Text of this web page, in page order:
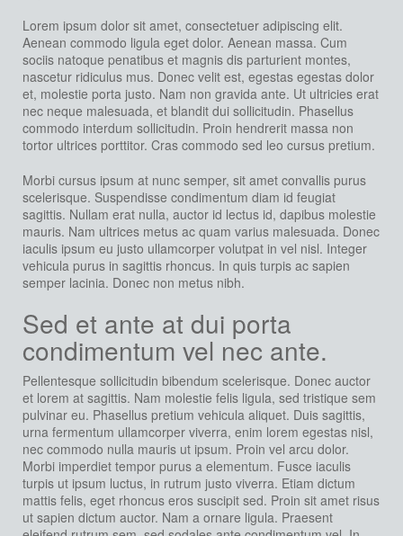
Lorem ipsum dolor sit amet, consectetuer adipiscing elit.
Aenean commodo ligula eget dolor. Aenean massa. Cum
sociis natoque penatibus et magnis dis parturient montes,
nascetur ridiculus mus. Donec velit est, egestas egestas dolor
et, molestie porta justo. Nam non gravida ante. Ut ultricies erat
nec neque malesuada, et blandit dui sollicitudin. Phasellus
commodo interdum sollicitudin. Proin hendrerit massa non
tortor ultrices porttitor. Cras commodo sed leo cursus pretium.
Morbi cursus ipsum at nunc semper, sit amet convallis purus
scelerisque. Suspendisse condimentum diam id feugiat
sagittis. Nullam erat nulla, auctor id lectus id, dapibus molestie
mauris. Nam ultrices metus ac quam varius malesuada. Donec
iaculis ipsum eu justo ullamcorper volutpat in vel nisl. Integer
vehicula purus in sagittis rhoncus. In quis turpis ac sapien
semper lacinia. Donec non metus nibh.
Sed et ante at dui porta
condimentum vel nec ante.
Pellentesque sollicitudin bibendum scelerisque. Donec auctor
et lorem at sagittis. Nam molestie felis ligula, sed tristique sem
pulvinar eu. Phasellus pretium vehicula aliquet. Duis sagittis,
urna fermentum ullamcorper viverra, enim lorem egestas nisl,
nec commodo nulla mauris ut ipsum. Proin vel arcu dolor.
Morbi imperdiet tempor purus a elementum. Fusce iaculis
turpis ut ipsum luctus, in rutrum justo viverra. Etiam dictum
mattis felis, eget rhoncus eros suscipit sed. Proin sit amet risus
ut sapien dictum auctor. Nam a ornare ligula. Praesent